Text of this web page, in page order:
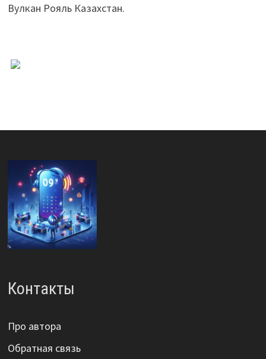
Вулкан Рояль Казахстан.
Контакты
Про автора
Обратная связь